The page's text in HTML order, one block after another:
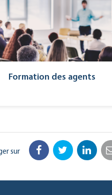
Formation des agents
sur Facebook
Twitter